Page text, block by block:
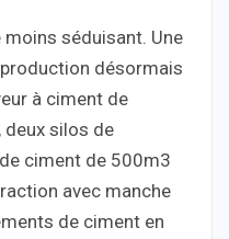
séduisant. Une
désormais
à ciment de
deux silos de
ciment de 500m3
avec manche
de ciment en